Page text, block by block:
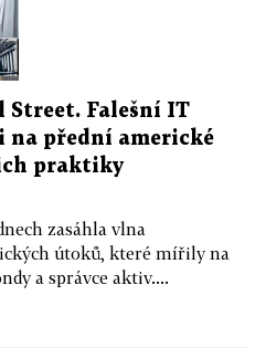
Street. Falešní IT
na přední americké
praktiky
zasáhla vlna
útoků, které mířily na
a správce aktiv....